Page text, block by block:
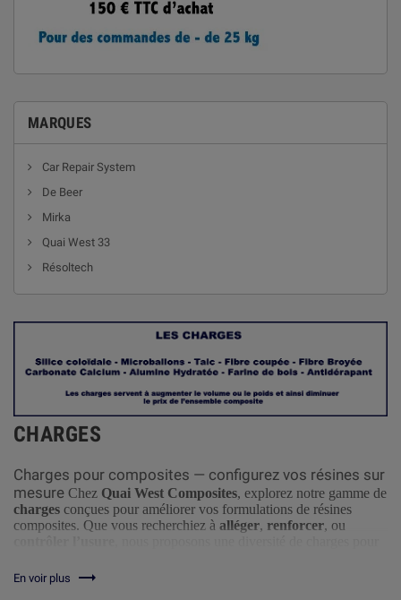
MARQUES
Car Repair System
De Beer
Mirka
Quai West 33
Résoltech
CHARGES
Charges pour composites — configurez vos résines sur
mesure Chez Quai West Composites, explorez notre gamme de
charges conçues pour améliorer vos formulations de résines
composites. Que vous recherchiez à alléger, renforcer, ou
calcium, quartz…),
microsphères creuses
En voir plus 